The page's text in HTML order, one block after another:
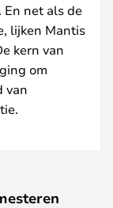
net als de
lijken Mantis
kern van
om
van